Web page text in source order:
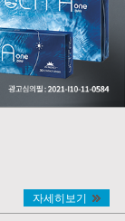
자세히보기